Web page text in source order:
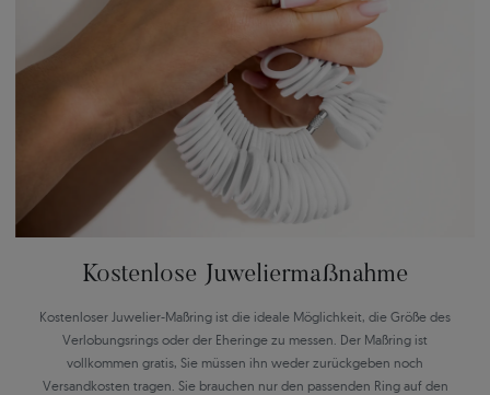
Kostenlose Juweliermaßnahme
Kostenloser Juwelier-Maßring ist die ideale Möglichkeit, die Größe des
Verlobungsrings oder der Eheringe zu messen. Der Maßring ist
vollkommen gratis, Sie müssen ihn weder zurückgeben noch
Versandkosten tragen. Sie brauchen nur den passenden Ring auf den